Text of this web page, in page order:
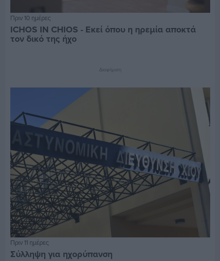
Πριν 10 ημέρες
ICHOS IN CHIOS - Εκεί όπου η ηρεμία αποκτά
τον δικό της ήχο
Διαφήμιση
Πριν 11 ημέρες
Σύλληψη για ηχορύπανση